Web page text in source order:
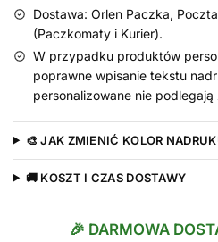
Dostawa: Orlen Paczka,
(Paczkomaty i Kurier).
W przypadku produktów
poprawne wpisanie tekstu
personalizowane nie
🎨 JAK ZMIENIĆ KOLOR
🚚 KOSZT I CZAS DOSTAWY
🎉 DARMOWA